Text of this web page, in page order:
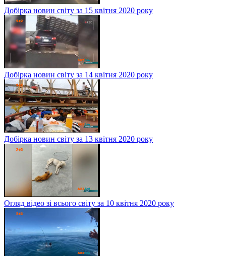
Добірка новин світу за 15 квітня 2020 року
Добірка новин світу за 14 квітня 2020 року
Добірка новин світу за 13 квітня 2020 року
Огляд відео зі всього світу за 10 квітня 2020 року